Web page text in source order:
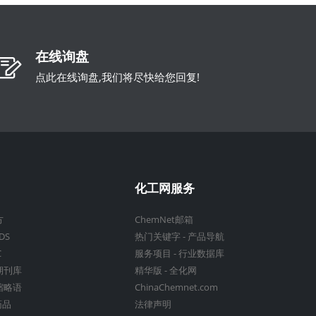
在线询盘
点此在线询盘,我们将尽快给您回复!
刊库
略语
品
化工网服务
ChemNet邮箱
热门关键字- 产品导航
服务项目 -行业数据库
精华版 -全化网
ChinaChemnet.com
法律声明